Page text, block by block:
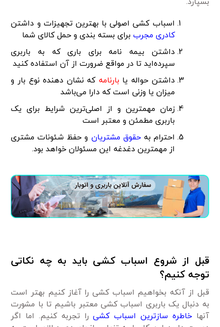
اسباب کشی اصولی با بهترین تجهیزات و داشتن
کادری مجرب برای بسته بندی و حمل کالای شما
داشتن بیمه نامه برای باری که به باربری
سپرده‌اید تا در مواقع ضرورت از آن استفاده کنید
داشتن حواله یا بارنامه که نشان دهنده نوع بار و
میزان یا وزنی است که دارا می‌باشد
زمان مهمترین و از اصلی‌ترین شرایط برای یک
باربری مطمئن و معتبر است
احترام بهحقوق مشتریان و حفظ شئونات مشتری
از مهمترین دغدغه این مسئولان خواهد بود.
قبل از شروع اسباب کشی باید به چه نکاتی
توجه کنیم؟
قبل از آنکه بخواهیم اسباب کشی را آغاز کنیم بهتر است
به دنبال یک باربری اسباب کشی معتبر باشیم تا با مشورت
آنهاخاطره سازترین اسباب کشیرا تجربه کنیم. اما اگر